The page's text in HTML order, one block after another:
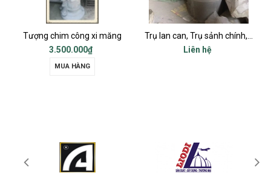
Tượng chim công xi măng
3.500.000₫
MUA HÀNG
Liên hệ